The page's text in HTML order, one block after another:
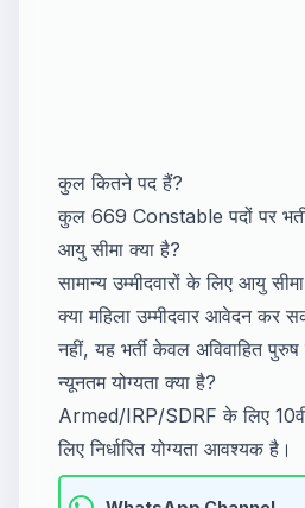
कुल कितने पद हैं?
कुल 669 Constable पदों पर
आयु सीमा क्या है?
सामान्य उम्मीदवारों के लिए आयु
क्या महिला उम्मीदवार आवेदन कर
नहीं, यह भर्ती केवल अविवाहित पुरुष
न्यूनतम योग्यता क्या है?
Armed/IRP/SDRF के लिए
लिए निर्धारित योग्यता आवश्यक है।